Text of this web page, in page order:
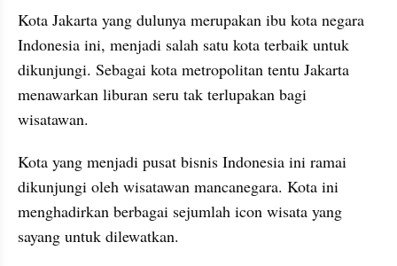
Kota Jakarta yang dulunya merupakan ibu kota negara
Indonesia ini, menjadi salah satu kota terbaik untuk
dikunjungi. Sebagai kota metropolitan tentu Jakarta
menawarkan liburan seru tak terlupakan bagi
wisatawan.
Kota yang menjadi pusat bisnis Indonesia ini ramai
dikunjungi oleh wisatawan mancanegara. Kota ini
menghadirkan berbagai sejumlah icon wisata yang
sayang untuk dilewatkan.